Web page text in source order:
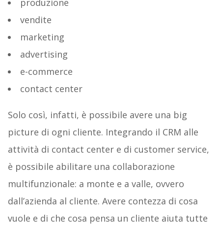
produzione
vendite
marketing
advertising
e-commerce
contact center
Solo così, infatti, è possibile avere una big
picture di ogni cliente. Integrando il CRM alle
attività di contact center e di customer service,
è possibile abilitare una collaborazione
multifunzionale: a monte e a valle, ovvero
dall’azienda al cliente. Avere contezza di cosa
vuole e di che cosa pensa un cliente aiuta tutte